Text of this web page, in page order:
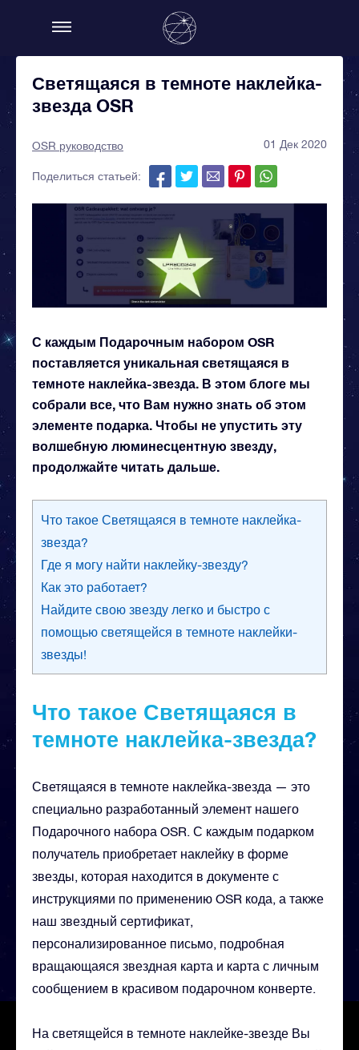
Светящаяся в темноте наклейка-
звезда OSR
OSR руководство 01 Дек 2020
Поделиться статьей:
С каждым Подарочным набором OSR
поставляется уникальная светящаяся в
темноте наклейка-звезда. В этом блоге мы
собрали все, что Вам нужно знать об этом
элементе подарка. Чтобы не упустить эту
волшебную люминесцентную звезду,
продолжайте читать дальше.
Что такое Светящаяся в темноте наклейка-
звезда?
Где я могу найти наклейку-звезду?
Как это работает?
Найдите свою звезду легко и быстро с
помощью светящейся в темноте наклейки-
звезды!
Что такое Светящаяся в
темноте наклейка-звезда?
Светящаяся в темноте наклейка-звезда — это
специально разработанный элемент нашего
Подарочного набора OSR. С каждым подарком
получатель приобретает наклейку в форме
звезды, которая находится в документе с
инструкциями по применению OSR кода, а также
наш звездный сертификат,
персонализированное письмо, подробная
вращающаяся звездная карта и карта с личным
сообщением в красивом подарочном конверте.
На светящейся в темноте наклейке-звезде Вы